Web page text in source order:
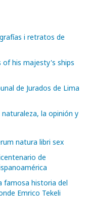
i retratos de
of his majesty's ships
de Jurados de Lima
la opinión y
natura libri sex
de
famosa historia del
Emrico Tekeli